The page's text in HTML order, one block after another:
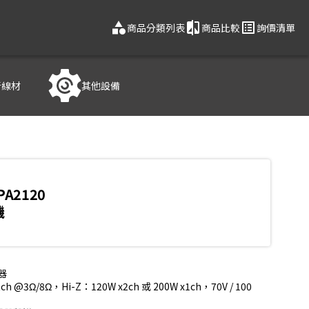
category商品分類列表compare商品比較 list_alt 詢價清單
材 其他設備
@3Ω/8Ω，Hi-Z：120W x2ch 或 200W x1ch，70V / 100